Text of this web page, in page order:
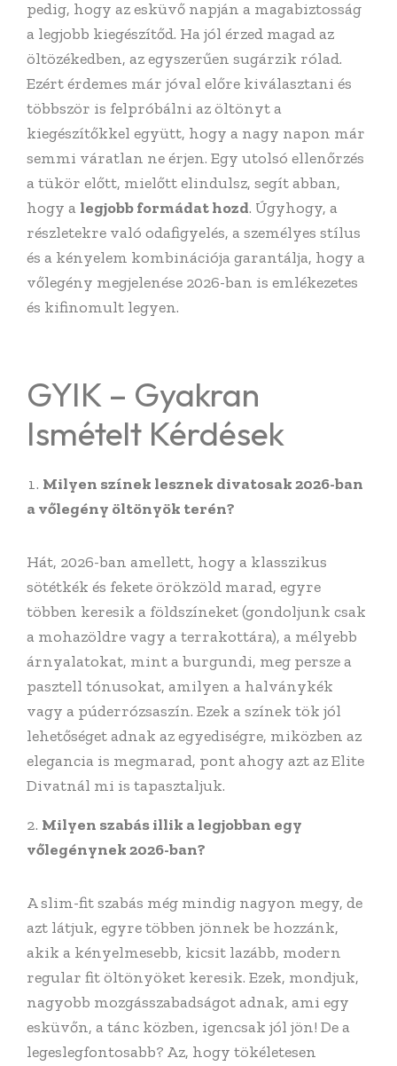
pedig, hogy az esküvő napján a magabiztosság
a legjobb kiegészítőd. Ha jól érzed magad az
öltözékedben, az egyszerűen sugárzik rólad.
Ezért érdemes már jóval előre kiválasztani és
többször is felpróbálni az öltönyt a
kiegészítőkkel együtt, hogy a nagy napon már
semmi váratlan ne érjen. Egy utolsó ellenőrzés
a tükör előtt, mielőtt elindulsz, segít abban,
hogy a legjobb formádat hozd. Úgyhogy, a
részletekre való odafigyelés, a személyes stílus
és a kényelem kombinációja garantálja, hogy a
vőlegény megjelenése 2026-ban is emlékezetes
és kifinomult legyen.
GYIK – Gyakran
Ismételt Kérdések
Milyen színek lesznek divatosak 2026-ban
a vőlegény öltönyök terén?
Hát, 2026-ban amellett, hogy a klasszikus
sötétkék és fekete örökzöld marad, egyre
többen keresik a földszíneket (gondoljunk csak
a mohazöldre vagy a terrakottára), a mélyebb
árnyalatokat, mint a burgundi, meg persze a
pasztell tónusokat, amilyen a halványkék
vagy a púderrózsaszín. Ezek a színek tök jól
lehetőséget adnak az egyediségre, miközben az
elegancia is megmarad, pont ahogy azt az Elite
Divatnál mi is tapasztaljuk.
Milyen szabás illik a legjobban egy
vőlegénynek 2026-ban?
A slim-fit szabás még mindig nagyon megy, de
azt látjuk, egyre többen jönnek be hozzánk,
akik a kényelmesebb, kicsit lazább, modern
regular fit öltönyöket keresik. Ezek, mondjuk,
nagyobb mozgásszabadságot adnak, ami egy
esküvőn, a tánc közben, igencsak jól jön! De a
legeslegfontosabb? Az, hogy tökéletesen